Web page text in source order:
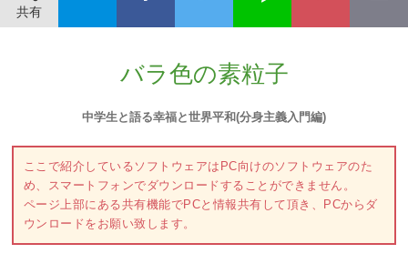
共有
バラ色の素粒子
中学生と語る幸福と世界平和(分身主義入門編)
ここで紹介しているソフトウェアはPC向けのソフトウェアのた
め、スマートフォンでダウンロードすることができません。
ページ上部にある共有機能でPCと情報共有して頂き、PCからダ
ウンロードをお願い致します。